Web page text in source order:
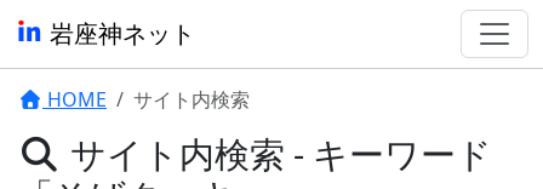
岩座神ネット
HOME サイト内検索
サイト内検索 - キーワード